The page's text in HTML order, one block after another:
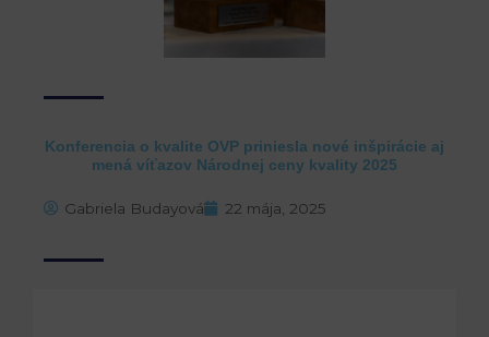
Konferencia o kvalite OVP priniesla nové inšpirácie aj
mená víťazov Národnej ceny kvality 2025
Gabriela Budayová 22 mája, 2025